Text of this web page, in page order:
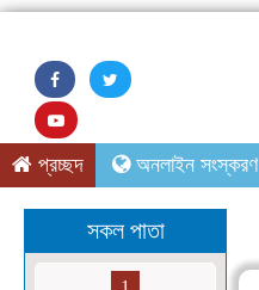
প্রচ্ছদ অনলাইন সংস্করণ
সকল পাতা